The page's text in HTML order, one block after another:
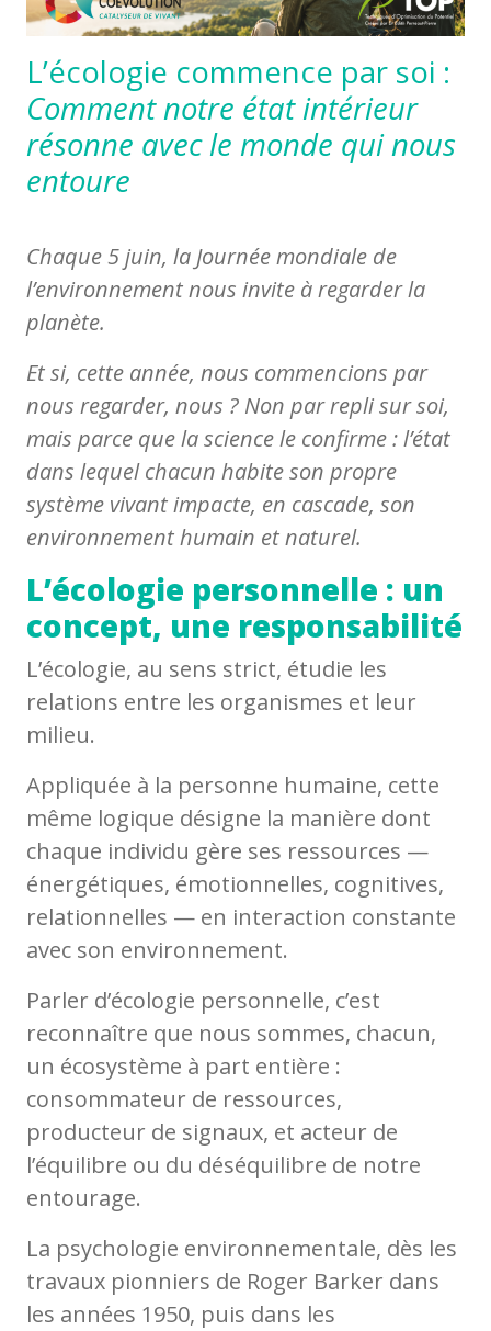
L’écologie commence par soi :
Comment notre état intérieur
résonne avec le monde qui nous
entoure
Chaque 5 juin, la Journée mondiale de
l’environnement nous invite à regarder la
planète.
Et si, cette année, nous commencions par
nous regarder, nous ? Non par repli sur soi,
mais parce que la science le confirme : l’état
dans lequel chacun habite son propre
système vivant impacte, en cascade, son
environnement humain et naturel.
L’écologie personnelle : un
concept, une responsabilité
L’écologie, au sens strict, étudie les
relations entre les organismes et leur
milieu.
Appliquée à la personne humaine, cette
même logique désigne la manière dont
chaque individu gère ses ressources —
énergétiques, émotionnelles, cognitives,
relationnelles — en interaction constante
avec son environnement.
Parler d’écologie personnelle, c’est
reconnaître que nous sommes, chacun,
un écosystème à part entière :
consommateur de ressources,
producteur de signaux, et acteur de
l’équilibre ou du déséquilibre de notre
entourage.
La psychologie environnementale, dès les
travaux pionniers de Roger Barker dans
les années 1950, puis dans les